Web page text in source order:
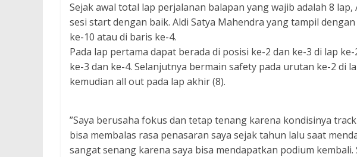
Sejak awal total lap perjalanan balapan yang wajib adalah 8
sesi start dengan baik. Aldi Satya Mahendra yang tampil
ke-10 atau di baris ke-4.
Pada lap pertama dapat berada di posisi ke-2 dan ke-3 di lap
ke-3 dan ke-4. Selanjutnya bermain safety pada urutan ke-2 di
kemudian all out pada lap akhir (8).
”Saya berusaha fokus dan tetap tenang karena kondisinya
bisa membalas rasa penasaran saya sejak tahun lalu saat
sangat senang karena saya bisa mendapatkan podium